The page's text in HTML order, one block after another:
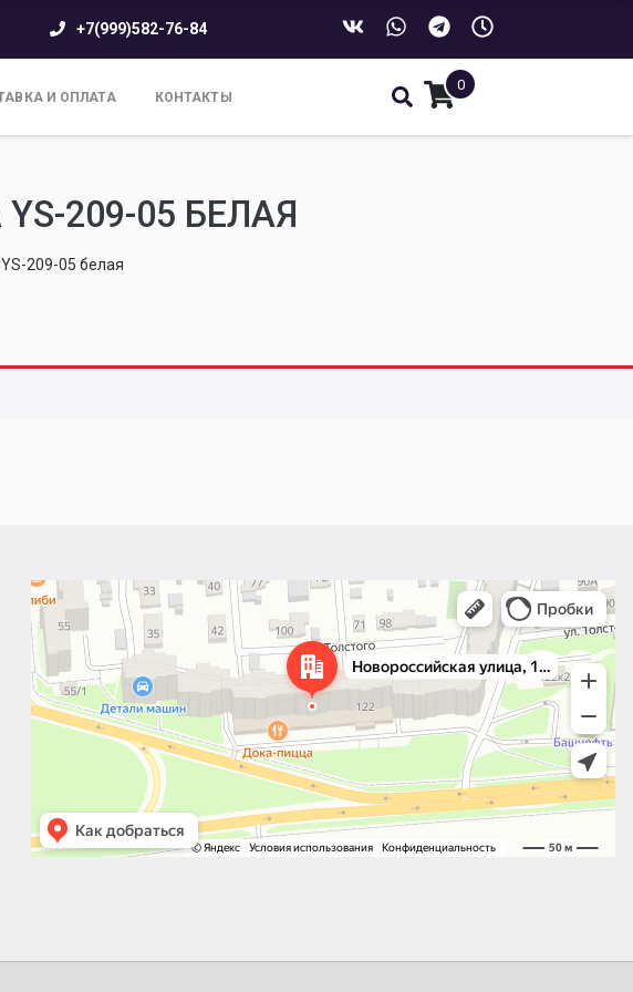
+7(999)582-76-84
И ОПЛАТА КОНТАКТЫ
0
209-05 БЕЛАЯ
209-05 белая
Челябинск
Новороссийская улица, 122 — Яндекс.Карты